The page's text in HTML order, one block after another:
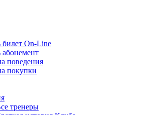
билет On-Line
абонемент
поведения
покупки
тренеры